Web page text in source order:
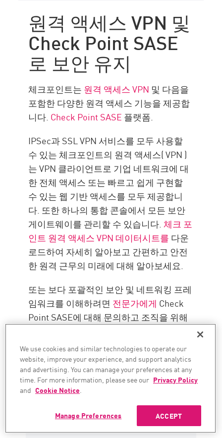
원격 액세스 VPN 및
Check Point SASE
로 보안 유지
체크포인트는 원격 액세스 VPN 및 다음을
포함한 다양한 원격 액세스 기능을 제공합
니다. Check Point SASE 플랫폼.
IPSec과 SSL VPN 서비스를 모두 사용할
수 있는 체크포인트의 원격 액세스( VPN )
는 VPN 클라이언트로 기업 네트워크에 대
한 전체 액세스 또는 빠르고 쉽게 구현할
수 있는 웹 기반 액세스를 모두 제공합니
다. 또한 하나의 통합 콘솔에서 모든 보안
게이트웨이를 관리할 수 있습니다.체크 포
인트 원격 액세스 VPN 데이터시트를 다운
로드하여 자세히 알아보고 간편하고 안전
한 원격 근무의 미래에 대해 알아보세요.
또는 보다 포괄적인 보안 및 네트워킹 프레
임워크를 이해하려면 전문가에게 Check
Point SASE에 대해 문의하고 조직을 위해
시작하기
We use cookies and similar technologies to operate our
website, improve your experience, and support analytics
and advertising. You can manage your preferences at any
time. For more information, please see our Privacy Policy
and Cookie Notice.
ACCEPT
Manage Preferences